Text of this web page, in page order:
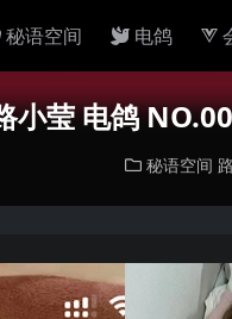
秘语空间 电鸽
小莹 电鸽
秘语空间